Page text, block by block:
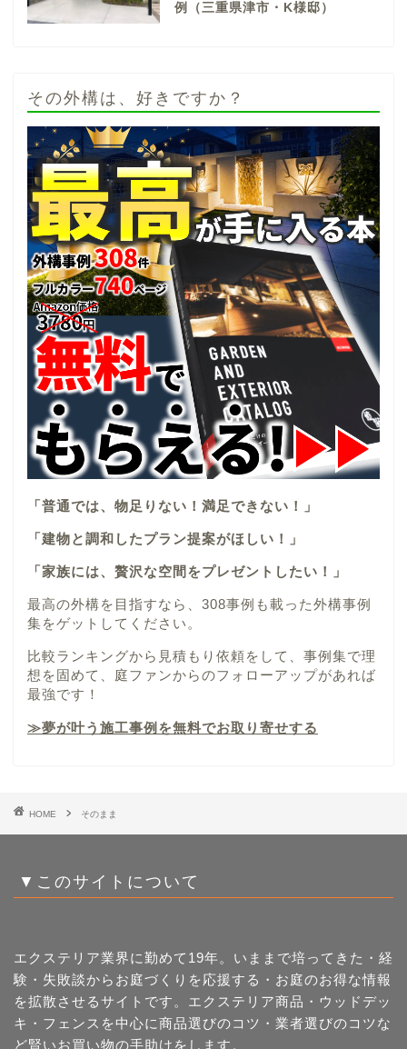
例（三重県津市・K様邸）
その外構は、好きですか？
「普通では、物足りない！満足できない！」
「建物と調和したプラン提案がほしい！」
「家族には、贅沢な空間をプレゼントしたい！」
最高の外構を目指すなら、308事例も載った外構事例
集をゲットしてください。
比較ランキングから見積もり依頼をして、事例集で理
想を固めて、庭ファンからのフォローアップがあれば
最強です！
≫夢が叶う施工事例を無料でお取り寄せする
HOME そのまま
▼このサイトについて
エクステリア業界に勤めて19年。いままで培ってきた・経
験・失敗談からお庭づくりを応援する・お庭のお得な情報
を拡散させるサイトです。エクステリア商品・ウッドデッ
キ・フェンスを中心に商品選びのコツ・業者選びのコツな
ど賢いお買い物の手助けをします。